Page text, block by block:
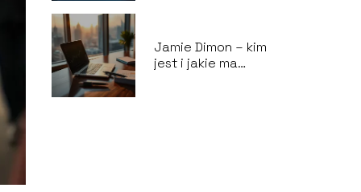
Jamie Dimon – kim
jest i jakie ma